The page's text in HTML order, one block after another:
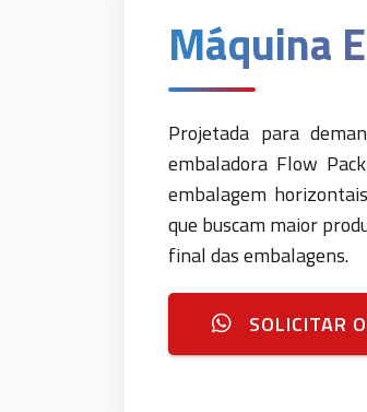
Máquina
Projetada para
embaladora Flow
embalagem
que buscam maior
final das embalagens.
SOLICITAR